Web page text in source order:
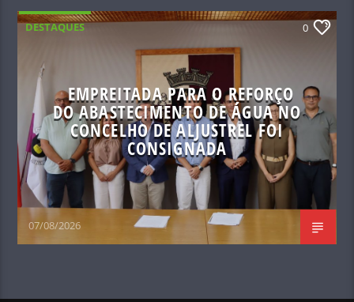
DESTAQUES 0
EMPREITADA PARA O REFORÇO
DO ABASTECIMENTO DE ÁGUA NO
CONCELHO DE ALJUSTREL FOI
CONSIGNADA
07/08/2026